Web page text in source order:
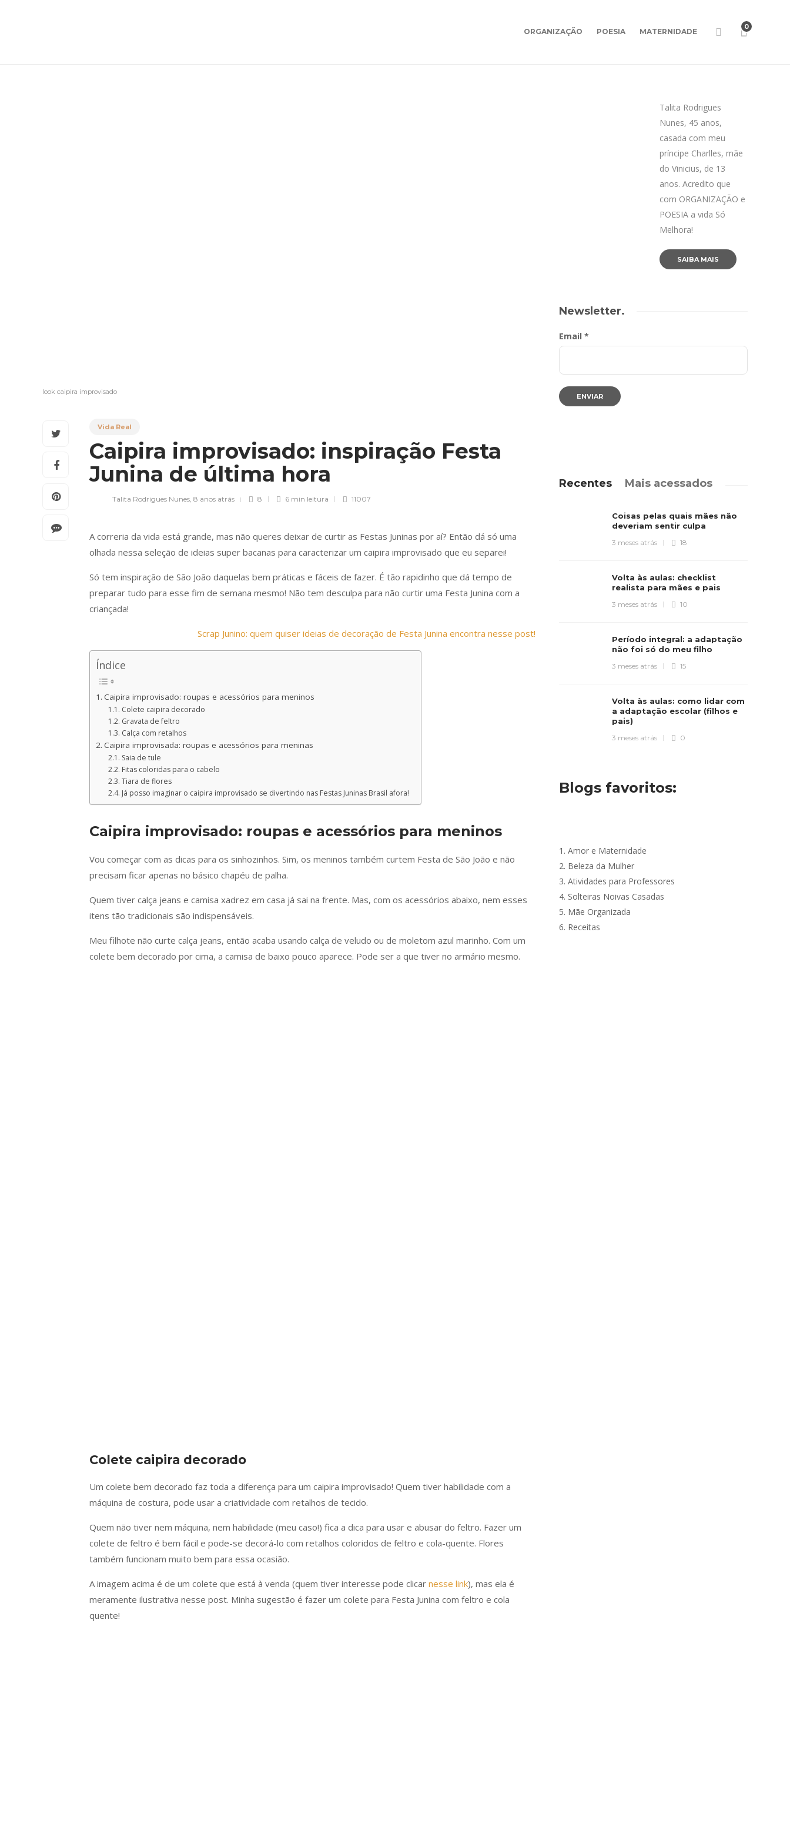
ORGANIZAÇÃO POESIA MATERNIDADE
0
look caipira improvisado
Vida Real
Caipira improvisado: inspiração Festa
Junina de última hora
Talita Rodrigues Nunes, 8 anos atrás 8 6 min leitura 11007
A correria da vida está grande, mas não queres deixar de curtir as Festas Juninas por aí? Então dá só uma
olhada nessa seleção de ideias super bacanas para caracterizar um caipira improvisado que eu separei!
Só tem inspiração de São João daquelas bem práticas e fáceis de fazer. É tão rapidinho que dá tempo de
preparar tudo para esse fim de semana mesmo! Não tem desculpa para não curtir uma Festa Junina com a
criançada!
Scrap Junino: quem quiser ideias de decoração de Festa Junina encontra nesse post!
Índice
Caipira improvisado: roupas e acessórios para meninos
Colete caipira decorado
Gravata de feltro
Calça com retalhos
Caipira improvisada: roupas e acessórios para meninas
Saia de tule
Fitas coloridas para o cabelo
Tiara de flores
Já posso imaginar o caipira improvisado se divertindo nas Festas Juninas Brasil afora!
Caipira improvisado: roupas e acessórios para meninos
Vou começar com as dicas para os sinhozinhos. Sim, os meninos também curtem Festa de São João e não
precisam ficar apenas no básico chapéu de palha.
Quem tiver calça jeans e camisa xadrez em casa já sai na frente. Mas, com os acessórios abaixo, nem esses
itens tão tradicionais são indispensáveis.
Meu filhote não curte calça jeans, então acaba usando calça de veludo ou de moletom azul marinho. Com um
colete bem decorado por cima, a camisa de baixo pouco aparece. Pode ser a que tiver no armário mesmo.
Colete caipira decorado
Um colete bem decorado faz toda a diferença para um caipira improvisado! Quem tiver habilidade com a
máquina de costura, pode usar a criatividade com retalhos de tecido.
Quem não tiver nem máquina, nem habilidade (meu caso!) fica a dica para usar e abusar do feltro. Fazer um
colete de feltro é bem fácil e pode-se decorá-lo com retalhos coloridos de feltro e cola-quente. Flores
também funcionam muito bem para essa ocasião.
A imagem acima é de um colete que está à venda (quem tiver interesse pode clicar nesse link), mas ela é
meramente ilustrativa nesse post. Minha sugestão é fazer um colete para Festa Junina com feltro e cola
quente!
Talita Rodrigues
Nunes, 45 anos,
casada com meu
príncipe Charlles, mãe
do Vinicius, de 13
anos. Acredito que
com ORGANIZAÇÃO e
POESIA a vida Só
Melhora!
SAIBA MAIS
Newsletter.
Email *
Recentes Mais acessados
Coisas pelas quais mães não
deveriam sentir culpa
3 meses atrás 18
Volta às aulas: checklist
realista para mães e pais
3 meses atrás 10
Período integral: a adaptação
não foi só do meu filho
3 meses atrás 15
Volta às aulas: como lidar com
a adaptação escolar (filhos e
pais)
3 meses atrás 0
Blogs favoritos:
1.Amor e Maternidade
2. Beleza da Mulher
3.Atividades para Professores
4. Solteiras Noivas Casadas
5. Mãe Organizada
6. Receitas